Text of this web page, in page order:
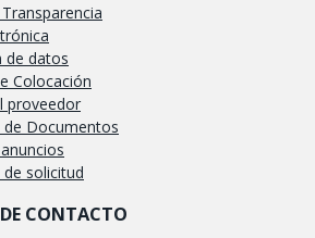
de datos
Colocación
proveedor
de Documentos
solicitud
CONTACTO